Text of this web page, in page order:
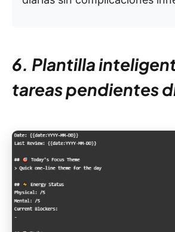
6. Plantilla
tareas pendientes